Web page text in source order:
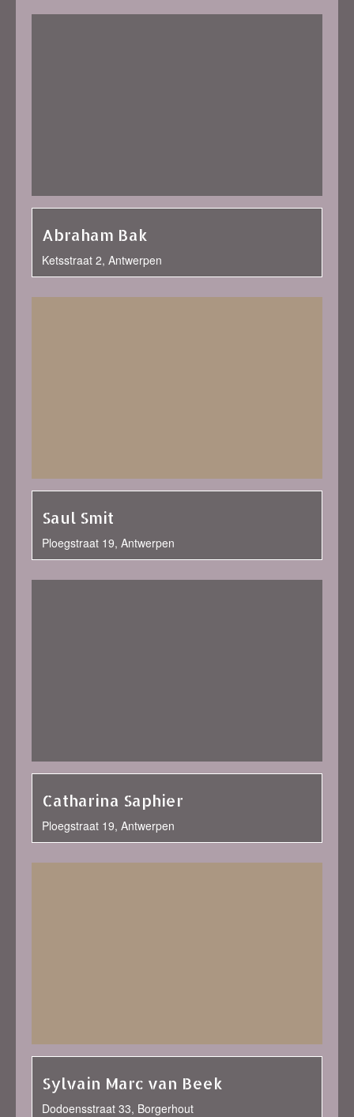
Abraham Bak
Ketsstraat 2, Antwerpen
Saul Smit
Ploegstraat 19, Antwerpen
Catharina Saphier
Ploegstraat 19, Antwerpen
Sylvain Marc van Beek
Dodoensstraat 33, Borgerhout